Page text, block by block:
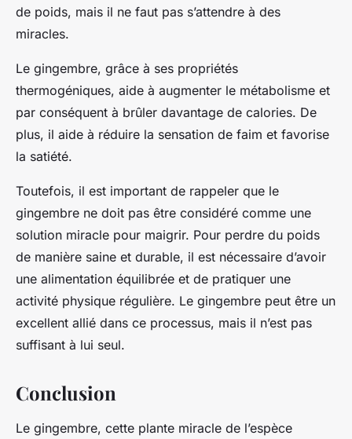
de poids, mais il ne faut pas s’attendre à des
miracles.
Le gingembre, grâce à ses propriétés
thermogéniques, aide à augmenter le métabolisme et
par conséquent à brûler davantage de calories. De
plus, il aide à réduire la sensation de faim et favorise
la satiété.
Toutefois, il est important de rappeler que le
gingembre ne doit pas être considéré comme une
solution miracle pour maigrir. Pour perdre du poids
de manière saine et durable, il est nécessaire d’avoir
une alimentation équilibrée et de pratiquer une
activité physique régulière. Le gingembre peut être un
excellent allié dans ce processus, mais il n’est pas
suffisant à lui seul.
Conclusion
Le gingembre, cette plante miracle de l’espèce